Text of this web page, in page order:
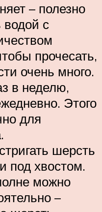
– полезно
водой с
прочесать,
очень много.
в неделю,
Этого
для
шерсть
под хвостом.
можно
–